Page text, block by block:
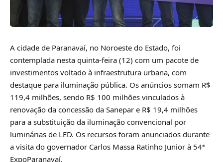
A cidade de Paranavaí, no Noroeste do Estado, foi
contemplada nesta quinta-feira (12) com um pacote de
investimentos voltado à infraestrutura urbana, com
destaque para iluminação pública. Os anúncios somam R$
119,4 milhões, sendo R$ 100 milhões vinculados à
renovação da concessão da Sanepar e R$ 19,4 milhões
para a substituição da iluminação convencional por
luminárias de LED. Os recursos foram anunciados durante
a visita do governador Carlos Massa Ratinho Junior à 54ª
ExpoParanavaí.